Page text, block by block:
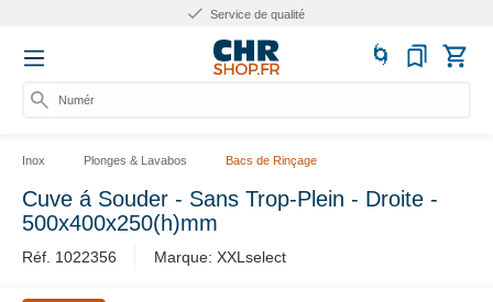
Service de qualité
Numéro
Inox Plonges & Lavabos Bacs de Rinçage
Cuve á Souder - Sans Trop-Plein - Droite -
500x400x250(h)mm
Réf. 1022356 Marque: XXLselect